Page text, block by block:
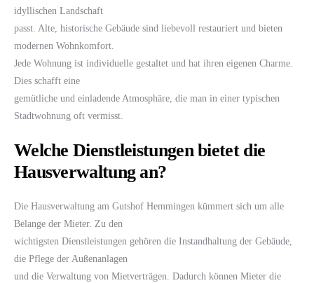
idyllischen Landschaft
passt. Alte, historische Gebäude sind liebevoll restauriert und bieten
modernen Wohnkomfort.
Jede Wohnung ist individuelle gestaltet und hat ihren eigenen Charme.
Dies schafft eine
gemütliche und einladende Atmosphäre, die man in einer typischen
Stadtwohnung oft vermisst.
Welche Dienstleistungen bietet die
Hausverwaltung an?
Die Hausverwaltung am Gutshof Hemmingen kümmert sich um alle
Belange der Mieter. Zu den
wichtigsten Dienstleistungen gehören die Instandhaltung der Gebäude,
die Pflege der Außenanlagen
und die Verwaltung von Mietverträgen. Dadurch können Mieter die